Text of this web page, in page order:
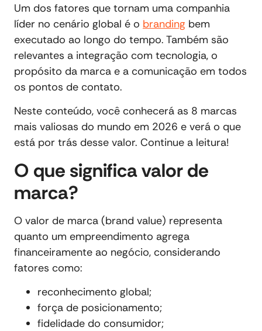
Um dos fatores que tornam uma companhia
líder no cenário global é o branding bem
executado ao longo do tempo. Também são
relevantes a integração com tecnologia, o
propósito da marca e a comunicação em todos
os pontos de contato.
Neste conteúdo, você conhecerá as 8 marcas
mais valiosas do mundo em 2026 e verá o que
está por trás desse valor. Continue a leitura!
O que significa valor de
marca?
O valor de marca (brand value) representa
quanto um empreendimento agrega
financeiramente ao negócio, considerando
fatores como:
reconhecimento global;
força de posicionamento;
fidelidade do consumidor;